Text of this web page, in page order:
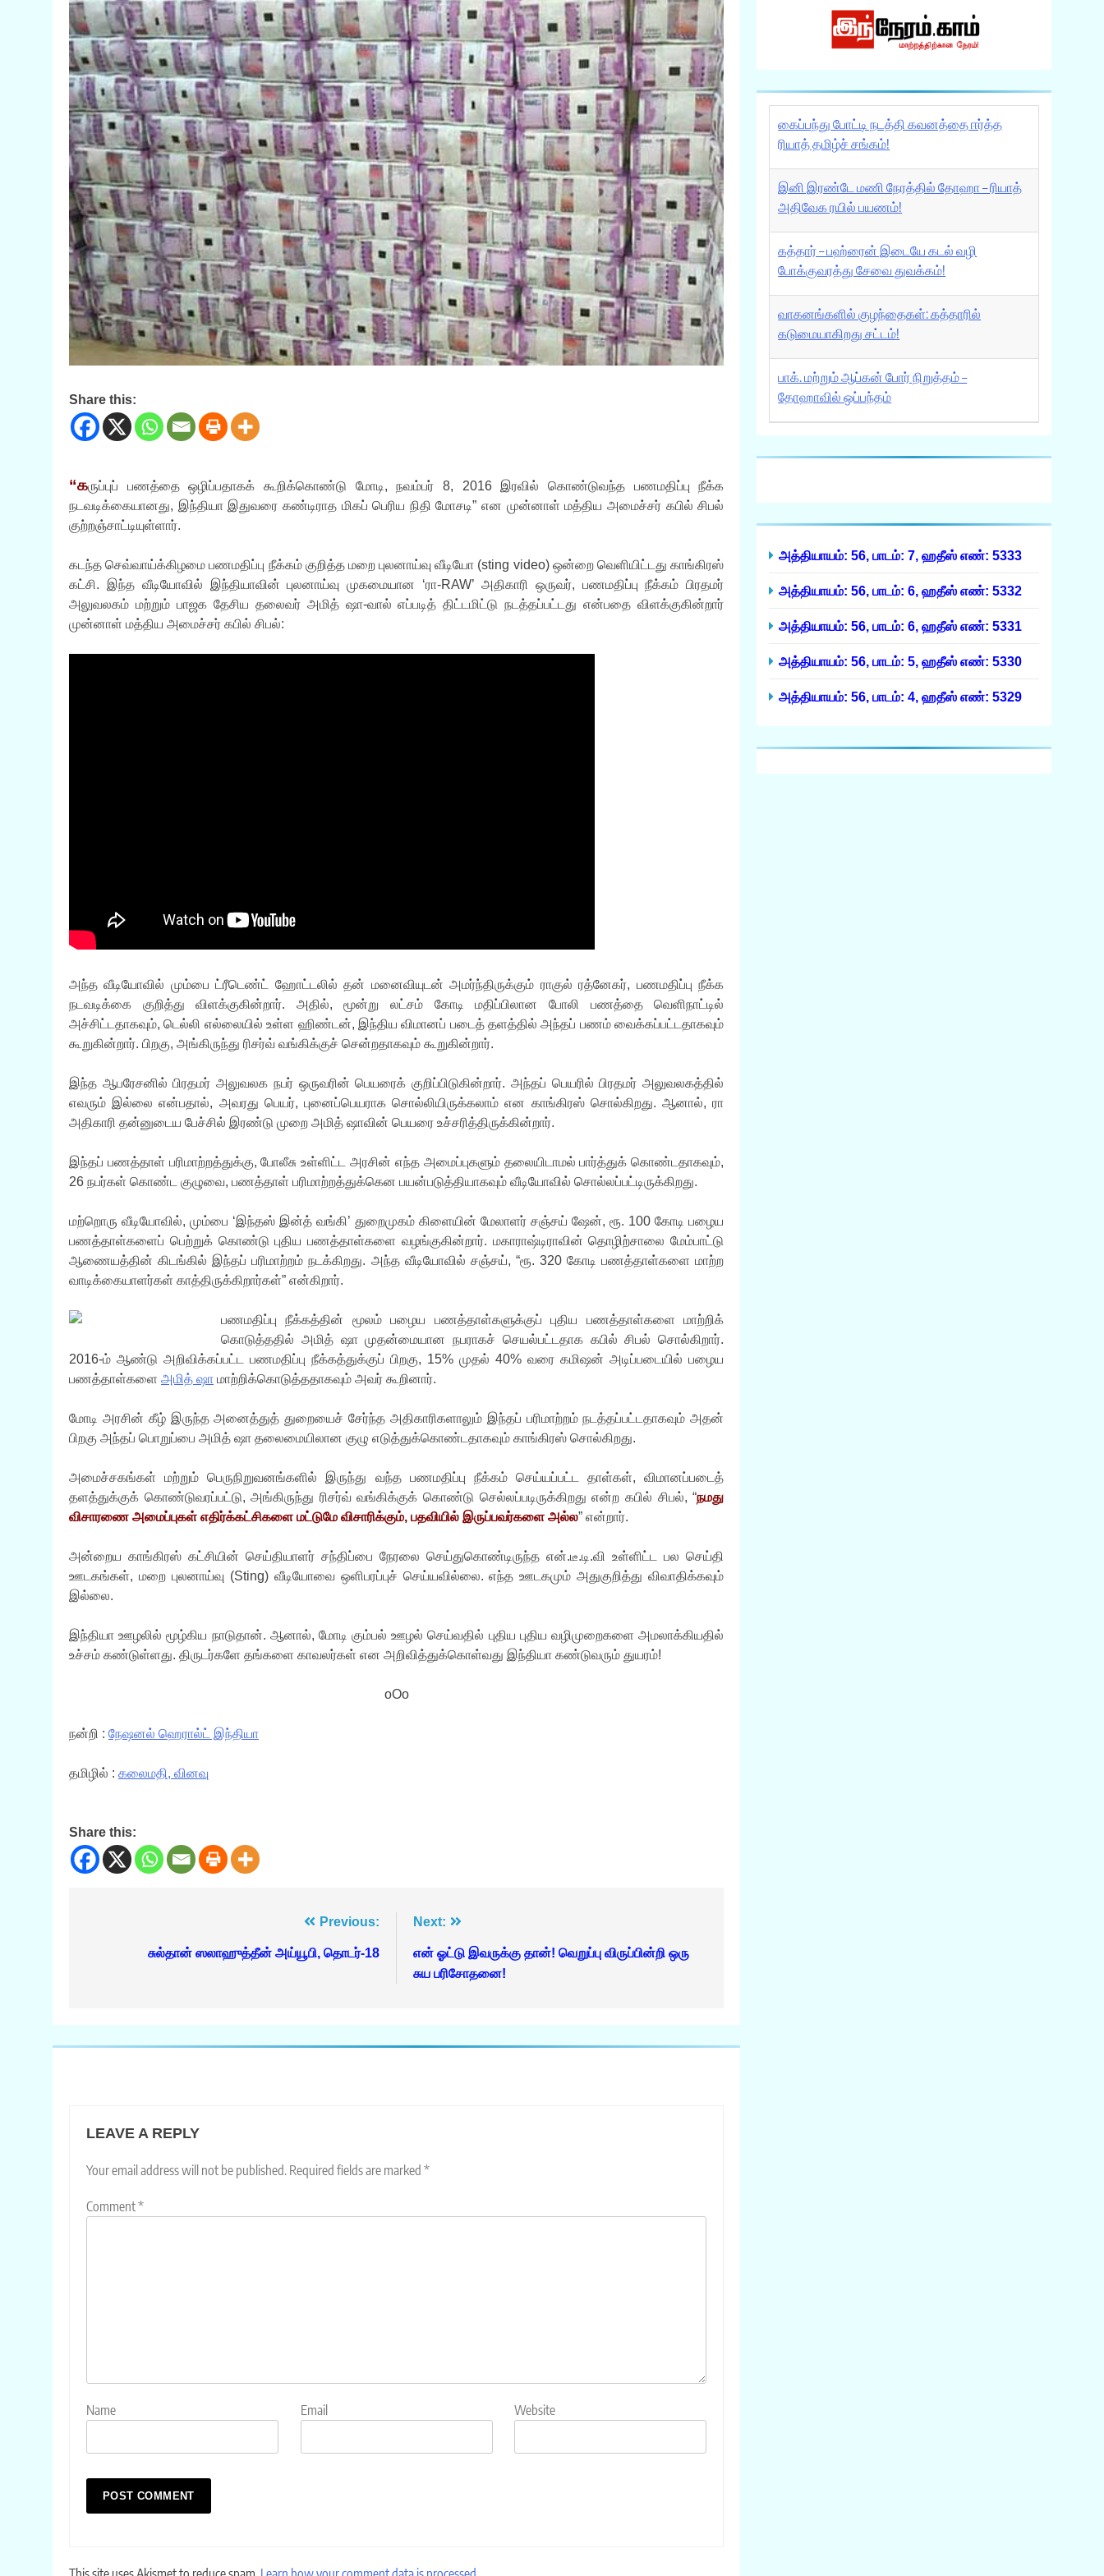
Share this:
“கருப்புப் பணத்தை ஒழிப்பதாகக் கூறிக்கொண்டு மோடி, நவம்பர் 8, 2016 இரவில் கொண்டுவந்த பணமதிப்பு நீக்க
நடவடிக்கையானது, இந்தியா இதுவரை கண்டிராத மிகப் பெரிய நிதி மோசடி” என முன்னாள் மத்திய அமைச்சர் கபில் சிபல்
குற்றஞ்சாட்டியுள்ளார்.
கடந்த செவ்வாய்க்கிழமை பணமதிப்பு நீக்கம் குறித்த மறை புலனாய்வு வீடியோ (sting video)ஒன்றை வெளியிட்டது காங்கிரஸ்
கட்சி. இந்த வீடியோவில் இந்தியாவின் புலனாய்வு முகமையான ‘ரா-RAW’ அதிகாரி ஒருவர், பணமதிப்பு நீக்கம் பிரதமர்
அலுவலகம் மற்றும் பாஜக தேசிய தலைவர் அமித் ஷா-வால் எப்படித் திட்டமிட்டு நடத்தப்பட்டது என்பதை விளக்குகின்றார்
முன்னாள் மத்திய அமைச்சர் கபில் சிபல்:
அந்த வீடியோவில் மும்பை ட்ரீடெண்ட் ஹோட்டலில் தன் மனைவியுடன் அமர்ந்திருக்கும் ராகுல் ரத்னேகர், பணமதிப்பு நீக்க
நடவடிக்கை குறித்து விளக்குகின்றார். அதில், மூன்று லட்சம் கோடி மதிப்பிலான போலி பணத்தை வெளிநாட்டில்
அச்சிட்டதாகவும், டெல்லி எல்லையில் உள்ள ஹிண்டன், இந்திய விமானப் படைத் தளத்தில் அந்தப் பணம் வைக்கப்பட்டதாகவும்
கூறுகின்றார். பிறகு, அங்கிருந்து ரிசர்வ் வங்கிக்குச் சென்றதாகவும் கூறுகின்றார்.
இந்த ஆபரேசனில் பிரதமர் அலுவலக நபர் ஒருவரின் பெயரைக் குறிப்பிடுகின்றார். அந்தப் பெயரில் பிரதமர் அலுவலகத்தில்
எவரும் இல்லை என்பதால், அவரது பெயர், புனைப்பெயராக சொல்லியிருக்கலாம் என காங்கிரஸ் சொல்கிறது. ஆனால், ரா
அதிகாரி தன்னுடைய பேச்சில் இரண்டு முறை அமித் ஷாவின் பெயரை உச்சரித்திருக்கின்றார்.
இந்தப் பணத்தாள் பரிமாற்றத்துக்கு, போலீசு உள்ளிட்ட அரசின் எந்த அமைப்புகளும் தலையிடாமல் பார்த்துக் கொண்டதாகவும்,
26 நபர்கள் கொண்ட குழுவை, பணத்தாள் பரிமாற்றத்துக்கென பயன்படுத்தியாகவும் வீடியோவில் சொல்லப்பட்டிருக்கிறது.
மற்றொரு வீடியோவில், மும்பை ‘இந்தஸ் இன்த் வங்கி’ துறைமுகம் கிளையின் மேலாளர் சஞ்சய் ஷேன், ரூ. 100 கோடி பழைய
பணத்தாள்களைப் பெற்றுக் கொண்டு புதிய பணத்தாள்களை வழங்குகின்றார். மகாராஷ்டிராவின் தொழிற்சாலை மேம்பாட்டு
ஆணையத்தின் கிடங்கில் இந்தப் பரிமாற்றம் நடக்கிறது. அந்த வீடியோவில் சஞ்சய், “ரூ. 320 கோடி பணத்தாள்களை மாற்ற
வாடிக்கையாளர்கள் காத்திருக்கிறார்கள்” என்கிறார்.
பணமதிப்பு நீக்கத்தின் மூலம் பழைய பணத்தாள்களுக்குப் புதிய பணத்தாள்களை மாற்றிக்
கொடுத்ததில் அமித் ஷா முதன்மையான நபராகச் செயல்பட்டதாக கபில் சிபல் சொல்கிறார்.
2016-ம் ஆண்டு அறிவிக்கப்பட்ட பணமதிப்பு நீக்கத்துக்குப் பிறகு, 15% முதல் 40% வரை கமிஷன் அடிப்படையில் பழைய
பணத்தாள்களை அமித் ஷா மாற்றிக்கொடுத்ததாகவும் அவர் கூறினார்.
மோடி அரசின் கீழ் இருந்த அனைத்துத் துறையைச் சேர்ந்த அதிகாரிகளாலும் இந்தப் பரிமாற்றம் நடத்தப்பட்டதாகவும் அதன்
பிறகு அந்தப் பொறுப்பை அமித் ஷா தலைமையிலான குழு எடுத்துக்கொண்டதாகவும் காங்கிரஸ் சொல்கிறது.
அமைச்சகங்கள் மற்றும் பெருநிறுவனங்களில் இருந்து வந்த பணமதிப்பு நீக்கம் செய்யப்பட்ட தாள்கள், விமானப்படைத்
தளத்துக்குக் கொண்டுவரப்பட்டு, அங்கிருந்து ரிசர்வ் வங்கிக்குக் கொண்டு செல்லப்படிருக்கிறது என்ற கபில் சிபல், “நமது
விசாரணை அமைப்புகள் எதிர்க்கட்சிகளை மட்டுமே விசாரிக்கும், பதவியில் இருப்பவர்களை அல்ல” என்றார்.
அன்றைய காங்கிரஸ் கட்சியின் செய்தியாளர் சந்திப்பை நேரலை செய்துகொண்டிருந்த என்.டீ.டி.வி உள்ளிட்ட பல செய்தி
ஊடகங்கள், மறை புலனாய்வு (Sting) வீடியோவை ஒளிபரப்புச் செய்யவில்லை. எந்த ஊடகமும் அதுகுறித்து விவாதிக்கவும்
இல்லை.
இந்தியா ஊழலில் மூழ்கிய நாடுதான். ஆனால், மோடி கும்பல் ஊழல் செய்வதில் புதிய புதிய வழிமுறைகளை அமலாக்கியதில்
உச்சம் கண்டுள்ளது. திருடர்களே தங்களை காவலர்கள் என அறிவித்துக்கொள்வது இந்தியா கண்டுவரும் துயரம்!
oOo
நன்றி : நேஷனல் ஹெரால்ட் இந்தியா
தமிழில் : கலைமதி, வினவு
Share this:
navigation
Previous:
சுல்தான் ஸலாஹுத்தீன் அய்யூபி, தொடர்-18
Next:
என் ஓட்டு இவருக்கு தான்! வெறுப்பு விருப்பின்றி ஒரு
சுய பரிசோதனை!
LEAVE A REPLY
Your email address will not be published. Required fields are marked *
Comment*
Name Email Website
கைப்பந்து போட்டி நடத்தி கவனத்தை ஈர்த்த
ரியாத் தமிழ்ச் சங்கம்!
இனி இரண்டே மணி நேரத்தில் தோஹா – ரியாத்
அதிவேக ரயில் பயணம்!
கத்தார் – பஹ்ரைன் இடையே கடல் வழி
போக்குவரத்து சேவை துவக்கம்!
வாகனங்களில் குழந்தைகள்: கத்தாரில்
கடுமையாகிறது சட்டம்!
பாக். மற்றும் ஆப்கன் போர் நிறுத்தம் –
தோஹாவில் ஒப்பந்தம்
அத்தியாயம்: 56, பாடம்: 7, ஹதீஸ் எண்: 5333
அத்தியாயம்: 56, பாடம்: 6, ஹதீஸ் எண்: 5332
அத்தியாயம்: 56, பாடம்: 6, ஹதீஸ் எண்: 5331
அத்தியாயம்: 56, பாடம்: 5, ஹதீஸ் எண்: 5330
அத்தியாயம்: 56, பாடம்: 4, ஹதீஸ் எண்: 5329